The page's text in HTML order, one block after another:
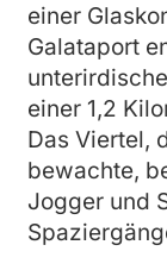
einer
Galataport
einer 1,2
Das Viertel,
bewachte,
Jogger und